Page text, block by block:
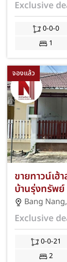
เครื่องใช้ไฟ
การโอนและ
Exclusive
0-0-0
1
จองแล้ว
ขายทาวน์เฮ้
บ้านรุ่งทรัพ
21.00 ตร.ว.
คัน ทำเลดีใ
ศรี พนักงาน
และปั๊มน้ำ พ
โอนและจด
Bang Nang,
Exclusive
0-0-21
2